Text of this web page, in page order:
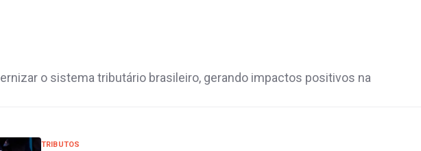
o sistema tributário brasileiro, gerando impactos positivos na
TRIBUTOS